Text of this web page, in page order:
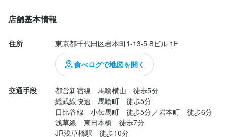
店舗基本情報
住所 東京都千代田区岩本町1-13-5 8ビル 1F
食べログで地図を開く
交通手段
都営新宿線　馬喰横山　徒歩5分
総武線快速　馬喰町　徒歩5分
日比谷線　小伝馬町　徒歩5分／岩本町　徒歩6分
浅草線　東日本橋　徒歩7分
JR浅草橋駅　徒歩10分